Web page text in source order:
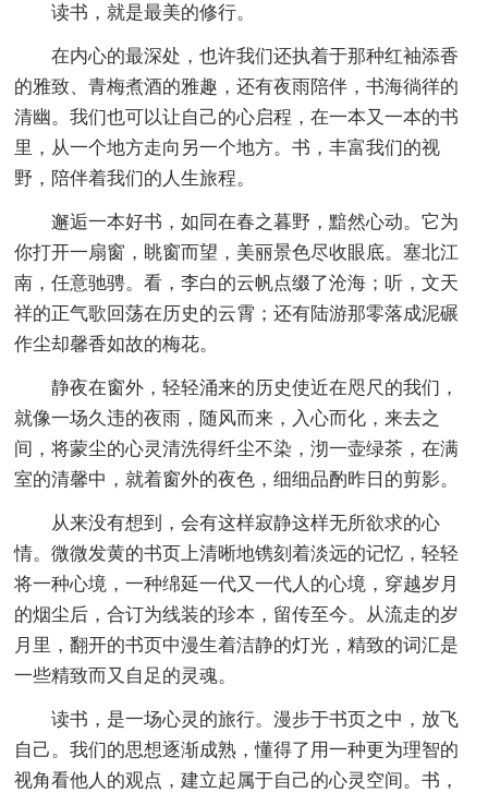
读书，就是最美的修行。
在内心的最深处，也许我们还执着于那种红袖添香
的雅致、青梅煮酒的雅趣，还有夜雨陪伴，书海徜徉的
清幽。我们也可以让自己的心启程，在一本又一本的书
里，从一个地方走向另一个地方。书，丰富我们的视
野，陪伴着我们的人生旅程。
邂逅一本好书，如同在春之暮野，黯然心动。它为
你打开一扇窗，眺窗而望，美丽景色尽收眼底。塞北江
南，任意驰骋。看，李白的云帆点缀了沧海；听，文天
祥的正气歌回荡在历史的云霄；还有陆游那零落成泥碾
作尘却馨香如故的梅花。
静夜在窗外，轻轻涌来的历史使近在咫尺的我们，
就像一场久违的夜雨，随风而来，入心而化，来去之
间，将蒙尘的心灵清洗得纤尘不染，沏一壶绿茶，在满
室的清馨中，就着窗外的夜色，细细品酌昨日的剪影。
从来没有想到，会有这样寂静这样无所欲求的心
情。微微发黄的书页上清晰地镌刻着淡远的记忆，轻轻
将一种心境，一种绵延一代又一代人的心境，穿越岁月
的烟尘后，合订为线装的珍本，留传至今。从流走的岁
月里，翻开的书页中漫生着洁静的灯光，精致的词汇是
一些精致而又自足的灵魂。
读书，是一场心灵的旅行。漫步于书页之中，放飞
自己。我们的思想逐渐成熟，懂得了用一种更为理智的
视角看他人的观点，建立起属于自己的心灵空间。书，